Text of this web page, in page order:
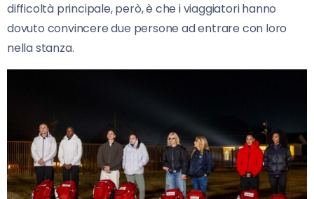
difficoltà principale, però, è che i viaggiatori hanno
dovuto convincere due persone ad entrare con loro
nella stanza.